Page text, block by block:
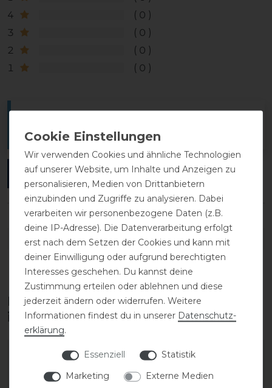
4
0
3
0
2
0
1
0
verfassen.
ANMELDEN
DETAILS ZUR PRODUKTSICHERHEIT
Diese Produkte könnten dich auch
interessieren
Wir verwenden Cookies und ähnliche Technologien
auf unserer Website, um Inhalte und Anzeigen zu
personalisieren, Medien von Drittanbietern
einzubinden und Zugriffe zu analysieren. Dabei
verarbeiten wir personenbezogene Daten (z.B.
deine IP-Adresse). Die Datenverarbeitung erfolgt
erst nach dem Setzen der Cookies und kann mit
deiner Einwilligung oder aufgrund berechtigten
Interesses geschehen. Du kannst deine
Zustimmung erteilen oder ablehnen und diese
jederzeit ändern oder widerrufen. Weitere
Informationen findest du in unserer Daten­schutz­
erklärung.
Essenziell
Statistik
Marketing
Externe Medien